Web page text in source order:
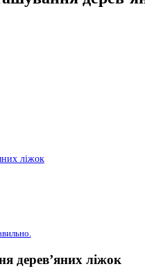
ліжок
дерев’яних ліжок